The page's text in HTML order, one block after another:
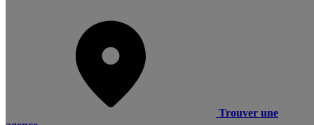
Trouver une